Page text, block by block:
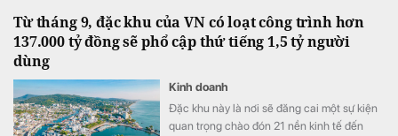
Từ tháng 9, đặc khu của VN có loạt công trình hơn
137.000 tỷ đồng sẽ phổ cập thứ tiếng 1,5 tỷ người
dùng
Kinh doanh
Đặc khu này là nơi sẽ đăng cai một sự kiện
quan trọng chào đón 21 nền kinh tế đến